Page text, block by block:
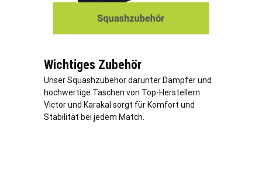
Wichtiges Zubehör
Unser Squashzubehör darunter Dämpfer und
hochwertige Taschen von Top-Herstellern
Victor und Karakal sorgt für Komfort und
Stabilität bei jedem Match.